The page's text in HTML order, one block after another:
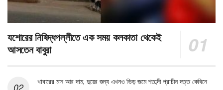
যশোরের নিষিদ্ধপল্লীতে এক সময় কলকাতা থেকেই
আসতেন বাবুরা
খাবারের মান আর দাম, দুয়ের জন্য এখনও ভিড় জমে শতাব্দী প্রাচীন দত্ত কেবিনে